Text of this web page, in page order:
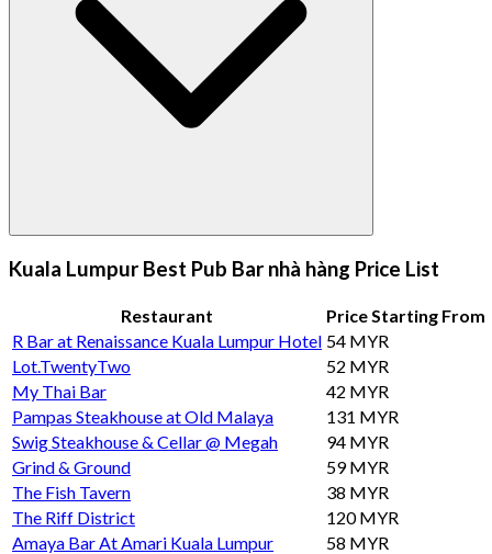
Kuala Lumpur Best Pub Bar nhà hàng Price List
Restaurant
Price Starting From
R Bar at Renaissance Kuala Lumpur Hotel 54 MYR
Lot.TwentyTwo
52 MYR
My Thai Bar
42 MYR
Pampas Steakhouse at Old Malaya
131 MYR
Swig Steakhouse & Cellar @ Megah
94 MYR
Grind & Ground
59 MYR
The Fish Tavern
38 MYR
The Riff District
120 MYR
Amaya Bar At Amari Kuala Lumpur
58 MYR